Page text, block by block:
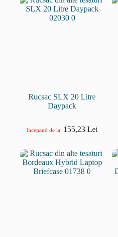
Rucsac SLX 20 Litre
Daypack
Incepand de la: 155,23Lei